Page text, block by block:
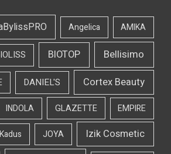
AMIKA
Angelica
Bellisimo
BIOTOP
Cortex Beauty
DANIEL'S
EMPIRE
GLAZETTE
INDOLA
Izik Cosmetic
JOYA
Kadus